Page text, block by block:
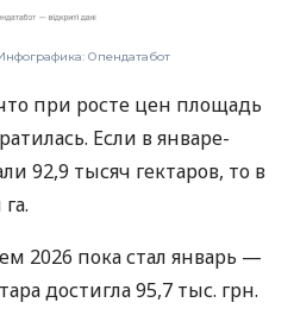
Опендатабот
при росте цен площадь
Если в январе-
92,9 тысяч гектаров, то в
2026 пока стал январь —
достигла 95,7 тыс. грн.